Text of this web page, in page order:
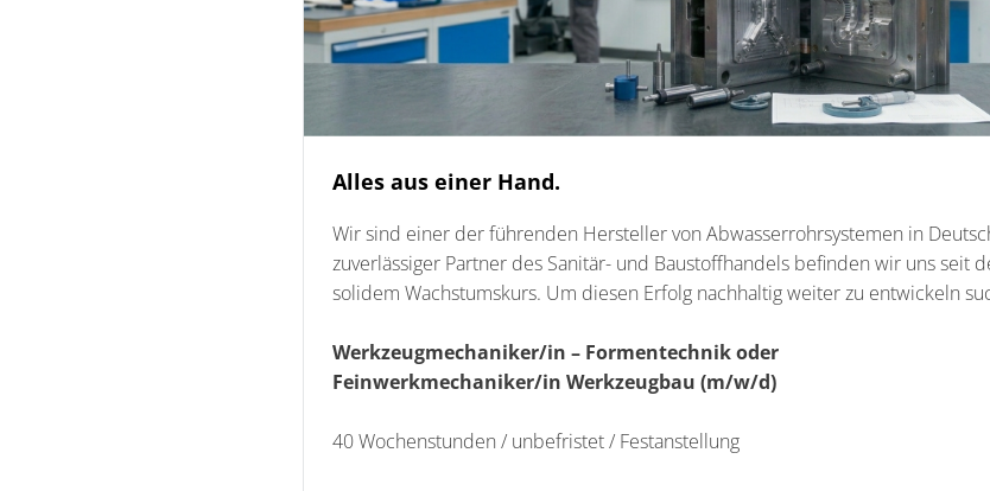
Alles aus einer Hand.
Wir sind einer der führenden Hersteller von Abwasserrohrsystemen in
zuverlässiger Partner des Sanitär- und Baustoffhandels befinden wir uns seit
solidem Wachstumskurs. Um diesen Erfolg nachhaltig weiter zu entwickeln
Werkzeugmechaniker/in – Formentechnik oder
Feinwerkmechaniker/in Werkzeugbau (m/w/d)
40 Wochenstunden / unbefristet / Festanstellung